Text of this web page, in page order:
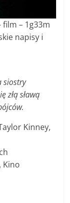
film – 1g33m
napisy i
siostry
złą sławą
Kinney,
Kino